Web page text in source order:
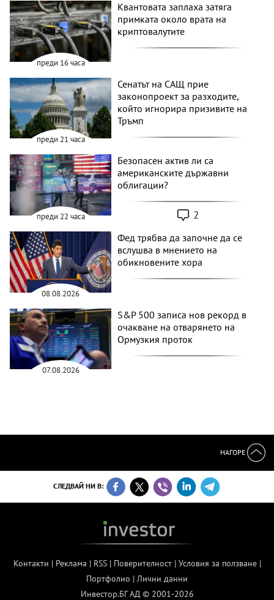
преди 16 часа
Квантовата заплаха затяга
примката около врата на
криптовалутите
преди 21 часа
Сенатът на САЩ прие
законопроект за разходите,
който игнорира призивите на
Тръмп
преди 22 часа
Безопасен актив ли са
американските държавни
облигации?
2
08.08.2026
Фед трябва да започне да се
вслушва в мнението на
обикновените хора
07.08.2026
S&P 500 записа нов рекорд в
очакване на отварянето на
Ормузкия проток
НАГОРЕ
СЛЕДВАЙ НИ В:
Контакти | Реклама | RSS| Поверителност| Условия за ползване|
Портфолио | Лични данни
Инвестор.БГ АД © 2001-2026